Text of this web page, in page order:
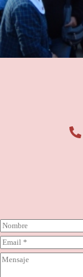
N
o
m
b
r
C
o
r
C